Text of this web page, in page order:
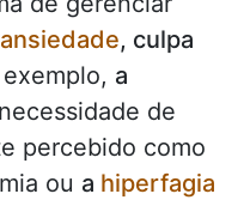
ansiedade, culpa
a
de
percebido como
ou a hiperfagia